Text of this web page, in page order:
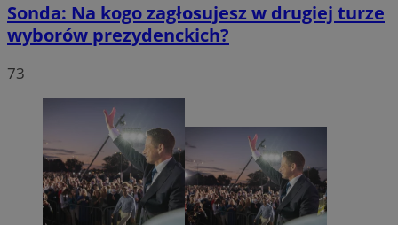
Sonda: Na kogo zagłosujesz w drugiej turze
wyborów prezydenckich?
73